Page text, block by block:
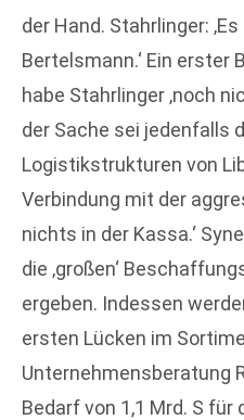
der Hand. Stahrlinger:
Bertelsmann.‘ Ein erster
habe Stahrlinger ‚noch
der Sache sei jedenfalls
Logistikstrukturen von
Verbindung mit der
nichts in der Kassa.‘
die ‚großen‘
ergeben. Indessen
ersten Lücken im
Unternehmensberatung
Bedarf von 1,1 Mrd. S